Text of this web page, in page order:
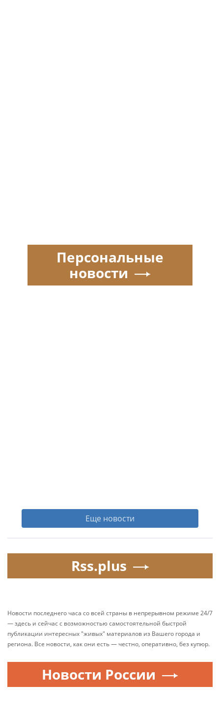
Персональные
новости
Еще новости
Rss.plus
Новости последнего часа со всей страны в непрерывном режиме 24/7
— здесь и сейчас с возможностью самостоятельной быстрой
публикации интересных "живых" материалов из Вашего города и
региона. Все новости, как они есть — честно, оперативно, без купюр.
Новости России